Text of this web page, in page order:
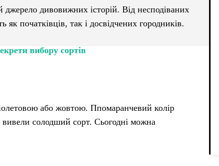
дивовижних історій. Від несподіваних
як початківців, так і досвідчених городників.
вибору сортів
або жовтою. Ппомаранчевий колір
вивели солодший сорт. Сьогодні можна